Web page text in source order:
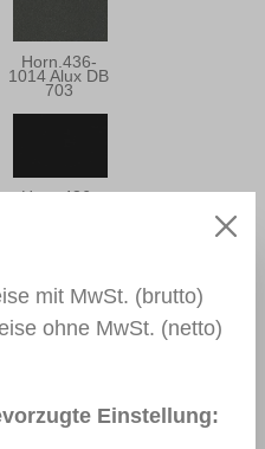
Horn.436-
1014 Alux DB
703
Horn.436-
Ren. 5150.05-
mit MwSt. (brutto)
ohne MwSt. (netto)
Einstellung: